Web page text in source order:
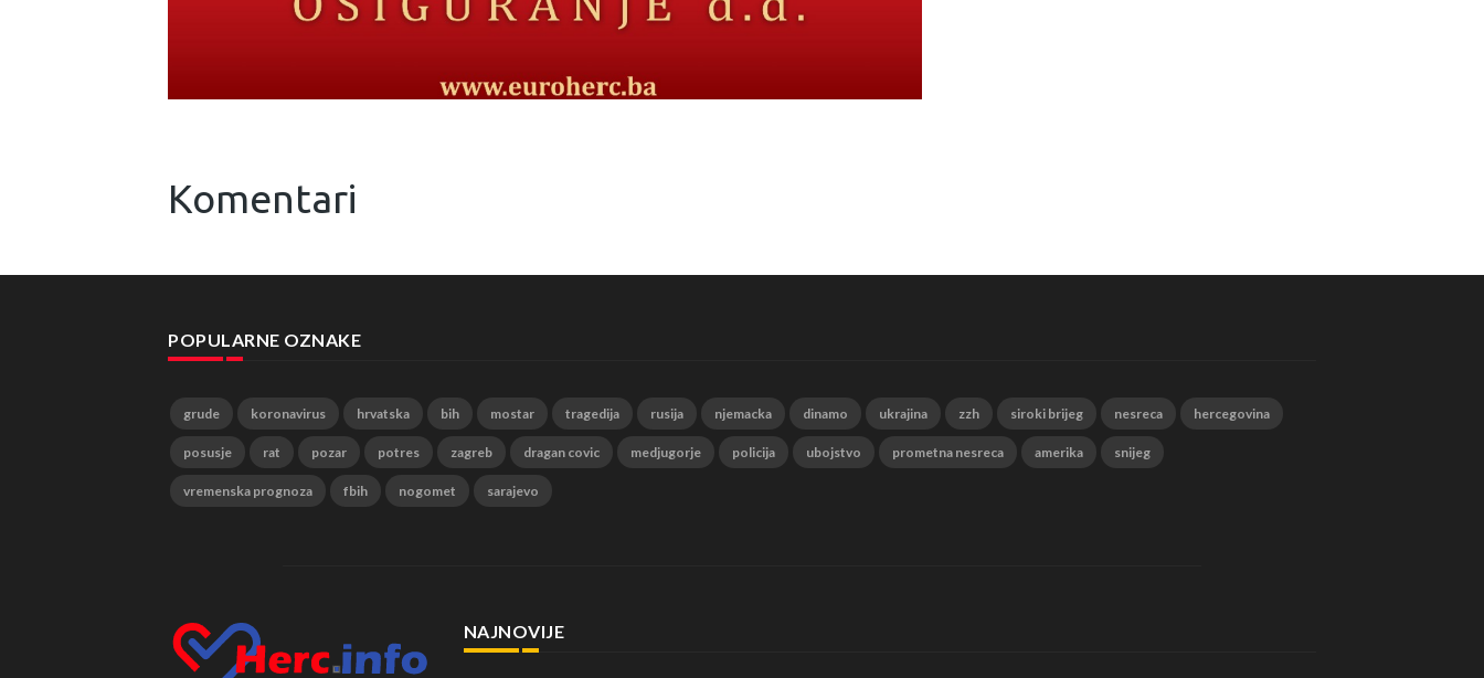
Komentari
POPULARNE OZNAKE
grude koronavirus hrvatska bih mostar tragedija rusija njemacka dinamo ukrajina zzh siroki brijeg nesreca hercegovina
posusje rat pozar potres zagreb dragan covic medjugorje policija ubojstvo prometna nesreca amerika snijeg
vremenska prognoza fbih nogomet sarajevo
NAJNOVIJE